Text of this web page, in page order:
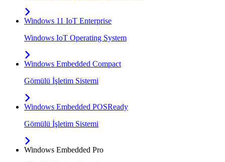
Windows 11 IoT Enterprise
Windows IoT Operating System
Windows Embedded Compact
Gömülü İşletim Sistemi
Windows Embedded POSReady
Gömülü İşletim Sistemi
Windows Embedded Pro